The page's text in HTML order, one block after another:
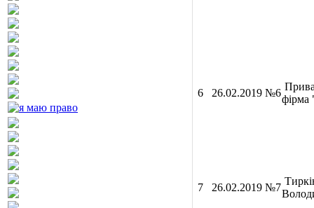
6 26.02.2019 №6
7 26.02.2019 №7